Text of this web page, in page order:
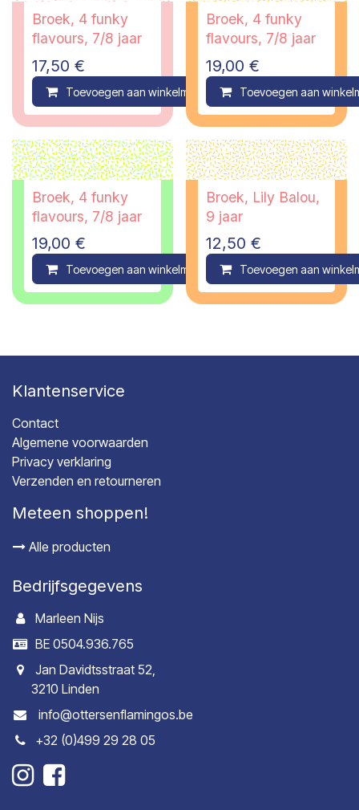
Broek, 4 funky
flavours, 7/8 jaar
17,50 €
Toevoegen aan winkelmandje Compare
Broek, 4 funky
flavours, 7/8 jaar
19,00 €
Toevoegen aan
Broek, 4 funky
flavours, 7/8 jaar
19,00 €
Toevoegen aan winkelmandje Compare
Broek, Lily Balou,
9 jaar
12,50 €
Toevoegen aan
Klantenservice
Contact
Algemene voorwaarden
Privacy verklaring
Verzenden en retourneren
Meteen shoppen!
Alle producten
Bedrijfsgegevens
Marleen Nijs
BE 0504.936.765
Jan Davidtsstraat 52,
3210 Linden
info@ottersenflamingos.be
+32 (0)499 29 28 05